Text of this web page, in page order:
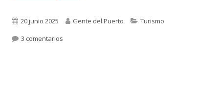
Publicado
el
20 junio 2025 Autor
Gente del Puerto Categorías
Turismo
3 comentarios